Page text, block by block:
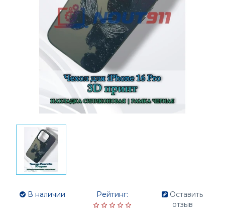
В наличии Рейтинг:
Оставить
отзыв